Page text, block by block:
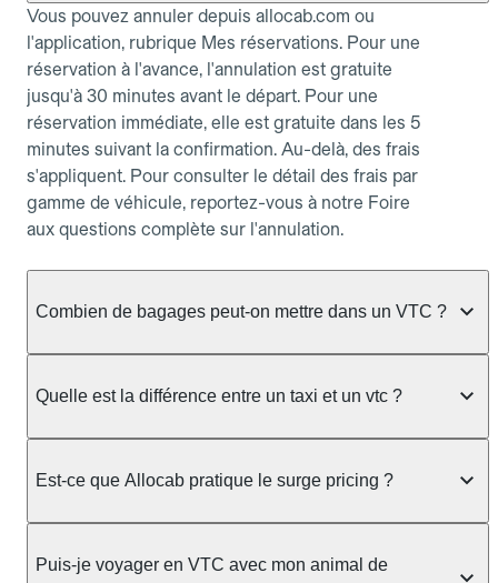
Vous pouvez annuler depuis allocab.com ou
l'application, rubrique Mes réservations. Pour une
réservation à l'avance, l'annulation est gratuite
jusqu'à 30 minutes avant le départ. Pour une
réservation immédiate, elle est gratuite dans les 5
minutes suivant la confirmation. Au-delà, des frais
s'appliquent. Pour consulter le détail des frais par
gamme de véhicule, reportez-vous à notre Foire
aux questions complète sur l'annulation.
Combien de bagages peut-on mettre dans un VTC ?
réservée :
Berline, Green, Berline Affaires, VAO : jusqu'à 3
Moto-taxi : jusqu'à 2 bagages cabine TPMR : 1
bagage
Le prix de la course ne change pas selon le
Quelle est la différence entre un taxi et un vtc ?
dans la rue ou à une station, avec un tarif calculé au
réservation préalable et propose un prix fixe connu
à l'avance, sans mauvaise surprise ni frais cachés.
Est-ce que Allocab pratique le surge pricing ?
prix de votre course est calculé et affiché avant la
Puis-je voyager en VTC avec mon animal de